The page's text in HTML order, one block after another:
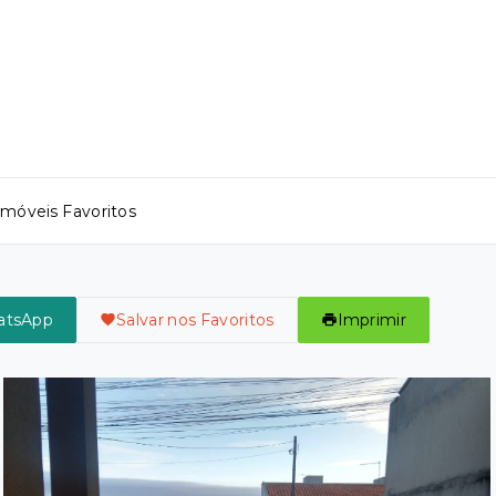
Favoritos
Salvar nos Favoritos Imprimir